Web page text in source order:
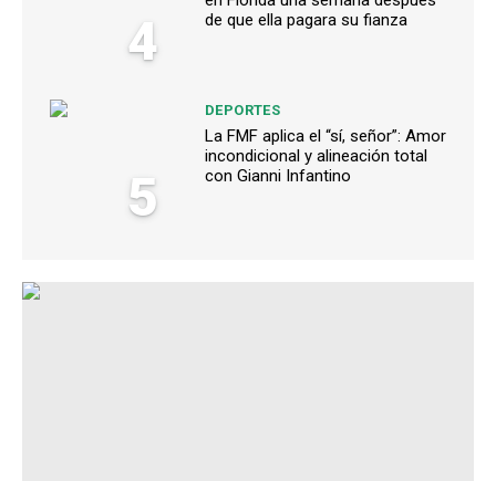
4
de que ella pagara su fianza
5
DEPORTES
La FMF aplica el “sí, señor”: Amor
incondicional y alineación total
con Gianni Infantino